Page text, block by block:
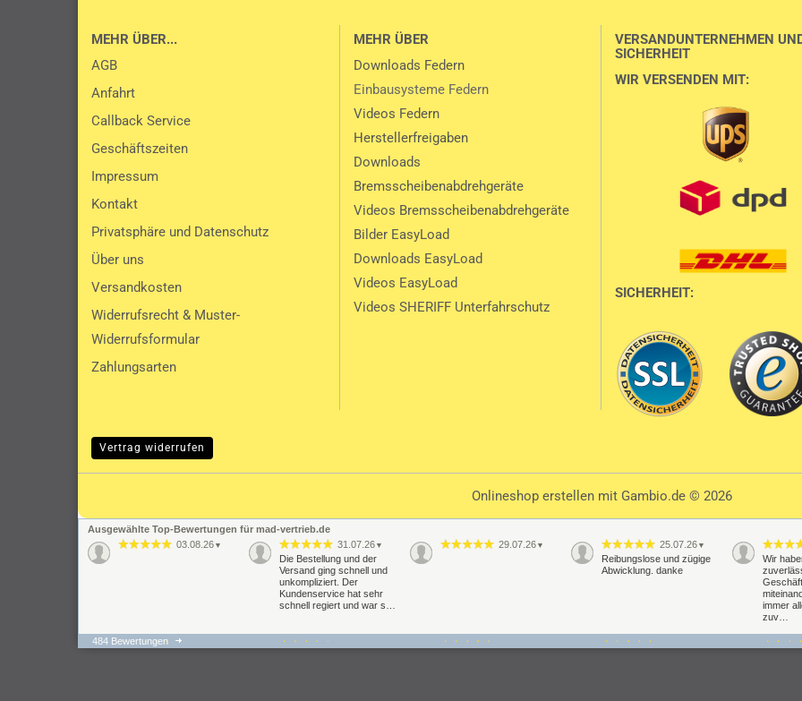
MEHR ÜBER...
AGB
Anfahrt
Callback Service
Geschäftszeiten
Impressum
Kontakt
Privatsphäre und Datenschutz
Über uns
Versandkosten
Widerrufsrecht & Muster-
Widerrufsformular
Zahlungsarten
MEHR ÜBER
Downloads Federn
Einbausysteme Federn
Videos Federn
Herstellerfreigaben
Downloads
Bremsscheibenabdrehgeräte
Videos Bremsscheibenabdrehgeräte
Bilder EasyLoad
Downloads EasyLoad
Videos EasyLoad
Videos SHERIFF Unterfahrschutz
VERSANDUNTERNEHMEN
SICHERHEIT
WIR VERSENDEN MIT:
SICHERHEIT:
Vertrag widerrufen
Onlineshop erstellenmit Gambio.de © 2026
Ausgewählte Top-Bewertungen für mad-vertrieb.de
03.08.26 ▼ 31.07.26 ▼
Die Bestellung und der
Versand ging schnell und
unkompliziert. Der
Kundenservice hat sehr
schnell regiert und war s…
29.07.26 ▼ 25.07.26 ▼
Reibungslose und zügige
Abwicklung. danke
Wir
immer
zuv…
22.07.26 ▼ ▼ ▼ ▼
484 Bewertungen